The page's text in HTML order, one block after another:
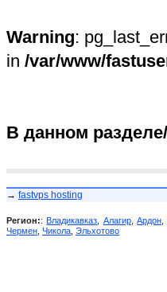
Warning:
in /var/www/
В данном
→ fastvps hosting
Регион::Владикавказ Алагир,Ардон
Чермен Чикола Эльхотово